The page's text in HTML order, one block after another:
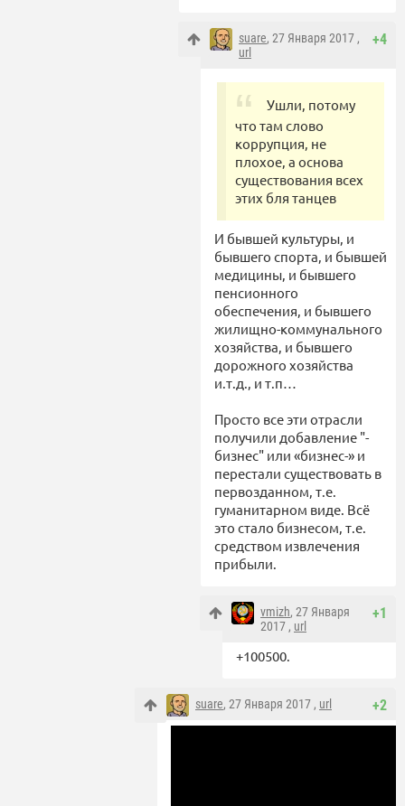
+4
suare, 27 Января 2017 ,
url
Ушли, потому
что там слово
коррупция, не
плохое, а основа
существования всех
этих бля танцев
И бывшей культуры, и
бывшего спорта, и бывшей
медицины, и бывшего
пенсионного
обеспечения, и бывшего
жилищно-коммунального
хозяйства, и бывшего
дорожного хозяйства
и.т.д., и т.п…
Просто все эти отрасли
получили добавление "-
бизнес" или «бизнес-» и
перестали существовать в
первозданном, т.е.
гуманитарном виде. Всё
это стало бизнесом, т.е.
средством извлечения
прибыли.
+1
vmizh, 27 Января
2017 , url
+100500.
+2
suare, 27 Января 2017 , url